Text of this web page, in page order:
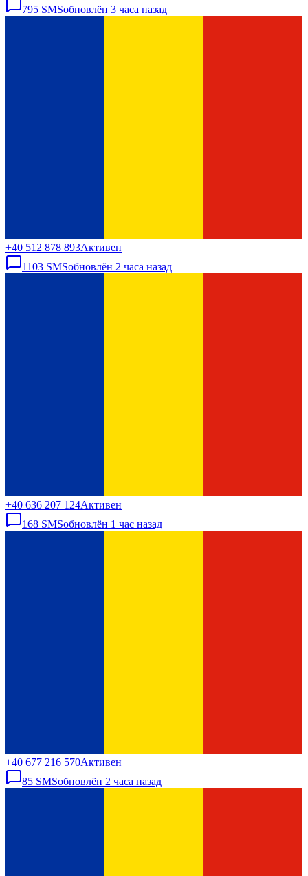
795 SMSобновлён 3 часа назад
+40 512 878 893Активен
1103 SMSобновлён 2 часа назад
+40 636 207 124Активен
168 SMSобновлён 1 час назад
+40 677 216 570Активен
85 SMSобновлён 2 часа назад